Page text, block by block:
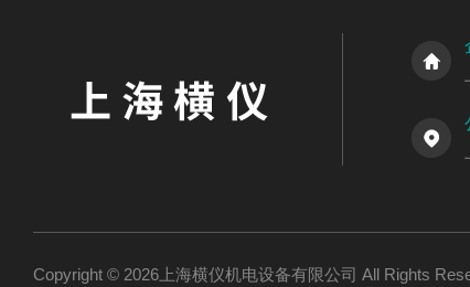
Copyright © 2026上海横仪机电设备有限公司 All Rights